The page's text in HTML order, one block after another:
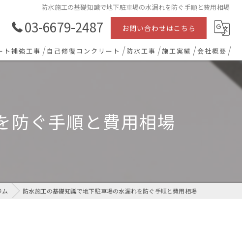
防水施工の基礎知識で地下駐車場の水漏れを防ぐ手順と費用相場
03-6679-2487 お問い合わせはこちら
ト補強工事 自己修復コンクリート 防水工事 施工実績 会社概要
防ぐ手順と費用相場
ム 防水施工の基礎知識で地下駐車場の水漏れを防ぐ手順と費用相場